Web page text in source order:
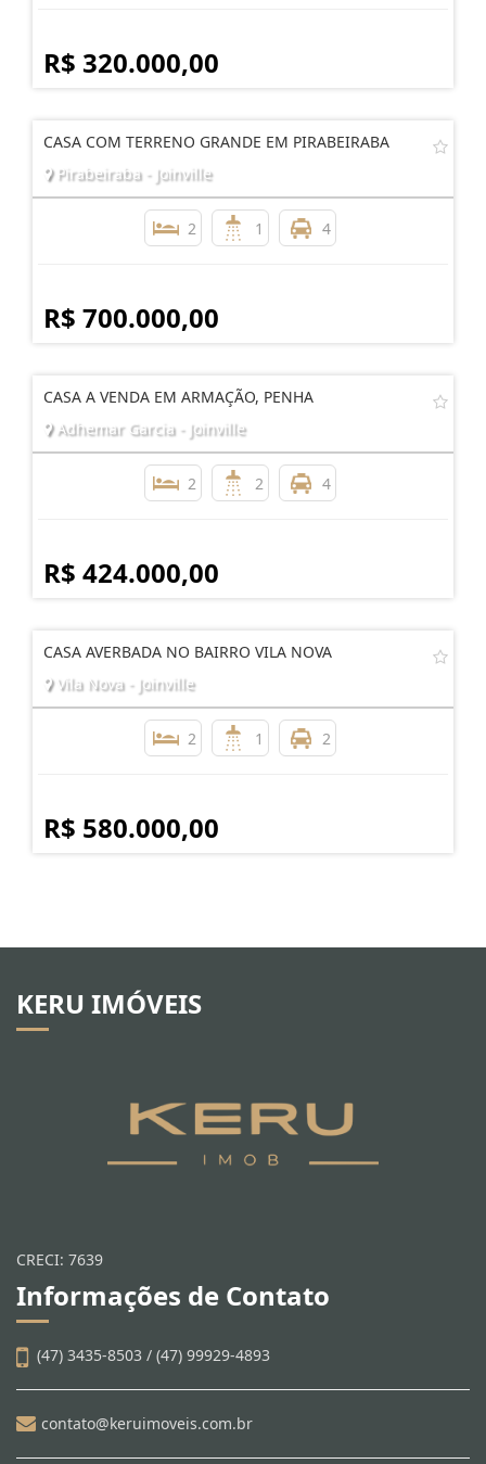
R$ 320.000,00
CASA COM TERRENO GRANDE EM PIRABEIRABA
Pirabeiraba - Joinville
2 1 4
R$ 700.000,00
CASA A VENDA EM ARMAÇÃO, PENHA
Adhemar Garcia - Joinville
2 2 4
R$ 424.000,00
CASA AVERBADA NO BAIRRO VILA NOVA
Vila Nova - Joinville
2 1 2
R$ 580.000,00
KERU IMÓVEIS
CRECI: 7639
Informações de Contato
(47) 3435-8503 / (47) 99929-4893
contato@keruimoveis.com.br